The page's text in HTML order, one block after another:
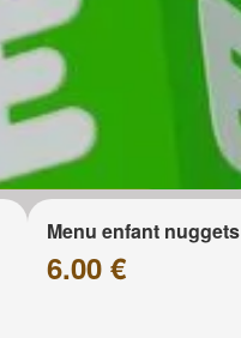
Menu enfant nuggets
6.00 €